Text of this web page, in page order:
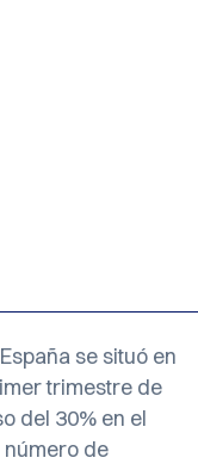
se situó en
trimestre de
del 30% en el
número de